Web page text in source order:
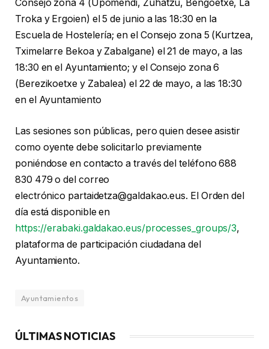
Consejo zona 4 (Upomendi, Zuhatzu, Bengoetxe, La
Troka y Ergoien) el 5 de junio a las 18:30 en la
Escuela de Hostelería; en el Consejo zona 5 (Kurtzea,
Tximelarre Bekoa y Zabalgane) el 21 de mayo, a las
18:30 en el Ayuntamiento; y el Consejo zona 6
(Berezikoetxe y Zabalea) el 22 de mayo, a las 18:30
en el Ayuntamiento
Las sesiones son públicas, pero quien desee asistir
como oyente debe solicitarlo previamente
poniéndose en contacto a través del teléfono 688
830 479 o del correo
electrónico partaidetza@galdakao.eus. El Orden del
día está disponible en
https://erabaki.galdakao.eus/processes_groups/3,
plataforma de participación ciudadana del
Ayuntamiento.
Ayuntamientos
ÚLTIMAS NOTICIAS